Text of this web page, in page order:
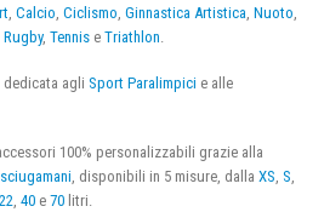
, Calcio, Ciclismo, Ginnastica Artistica, Nuoto,
Rugby, Tennis e Triathlon.
agli Sport Paralimpici e alle
100% personalizzabili grazie alla
, disponibili in 5 misure, dalla XS S
22 40 e 70 litri.